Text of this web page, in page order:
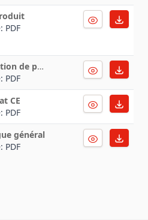
PDF
Déclaration de performance
PDF
CE
PDF
général
PDF